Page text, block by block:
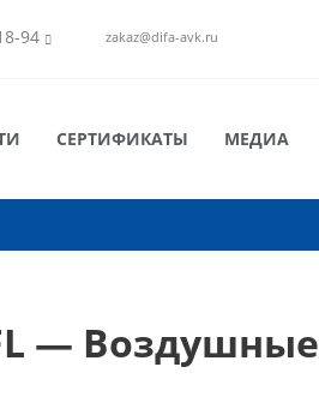
94 zakaz@difa-avk.ru
СЕРТИФИКАТЫ МЕДИА
— Воздушные